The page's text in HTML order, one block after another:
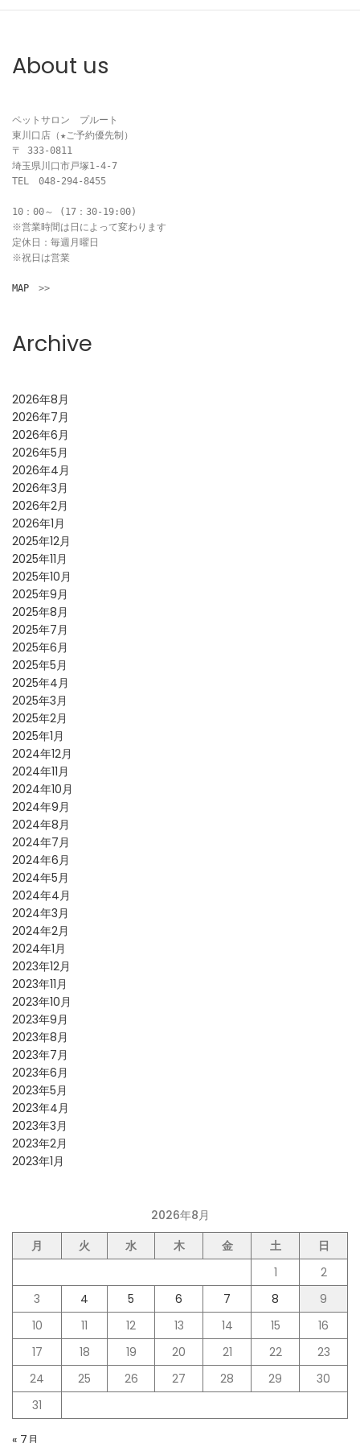
ー
シ
ョ
ン
About us
ペットサロン　プルート
東川口店（★ご予約優先制）
〒 333-0811
埼玉県川口市戸塚1-4-7
TEL　048-294-8455
10：00～ (17：30-19:00)
※営業時間は日によって変わります
定休日：毎週月曜日
※祝日は営業
MAP >>
Archive
2026年8月
2026年7月
2026年6月
2026年5月
2026年4月
2026年3月
2026年2月
2026年1月
2025年12月
2025年11月
2025年10月
2025年9月
2025年8月
2025年7月
2025年6月
2025年5月
2025年4月
2025年3月
2025年2月
2025年1月
2024年12月
2024年11月
2024年10月
2024年9月
2024年8月
2024年7月
2024年6月
2024年5月
2024年4月
2024年3月
2024年2月
2024年1月
2023年12月
2023年11月
2023年10月
2023年9月
2023年8月
2023年7月
2023年6月
2023年5月
2023年4月
2023年3月
2023年2月
2023年1月
2026年8月
月
火 水 木 金 土
日
1
2
3
4 5 6 7 8
9
10
11 12 13 14 15
16
17
18 19 20 21 22
23
24
25 26 27 28 29
30
31
« 7月